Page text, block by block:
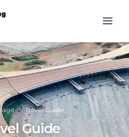
» Travel Guide
Guide